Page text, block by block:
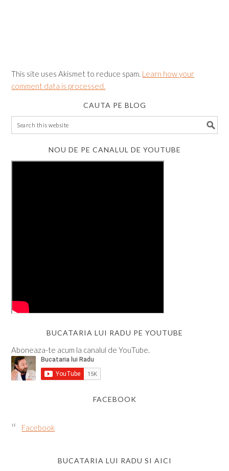
This site uses Akismet to reduce spam. Learn how your
comment data is processed.
CAUTA PE BLOG
NOU DE PE CANALUL DE YOUTUBE
BUCATARIA LUI RADU PE YOUTUBE
Aboneaza-te acum la canalul de YouTube.
FACEBOOK
Facebook
BUCATARIA LUI RADU SI AICI